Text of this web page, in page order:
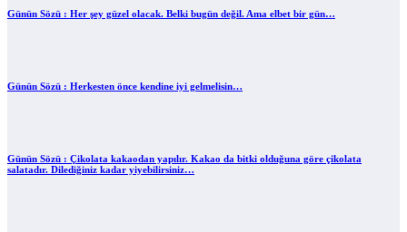
Günün Sözü : Her şey güzel olacak. Belki bugün değil. Ama elbet bir gün…
Günün Sözü : Herkesten önce kendine iyi gelmelisin…
Günün Sözü : Çikolata kakaodan yapılır. Kakao da bitki olduğuna göre çikolata
salatadır. Dilediğiniz kadar yiyebilirsiniz…